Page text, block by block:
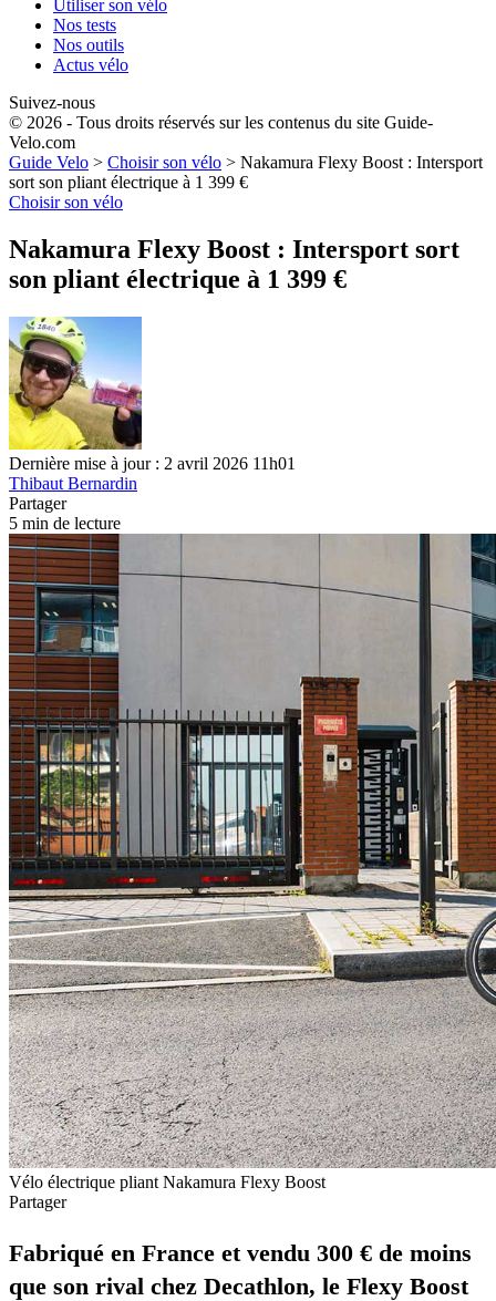
Utiliser son vélo
Nos tests
Nos outils
Actus vélo
Suivez-nous
© 2026 - Tous droits réservés sur les contenus du site Guide-
Velo.com
Guide Velo > Choisir son vélo > Nakamura Flexy Boost : Intersport
sort son pliant électrique à 1 399 €
Choisir son vélo
Nakamura Flexy Boost : Intersport sort
son pliant électrique à 1 399 €
Dernière mise à jour : 2 avril 2026 11h01
Thibaut Bernardin
Partager
5 min de lecture
Vélo électrique pliant Nakamura Flexy Boost
Partager
Fabriqué en France et vendu 300 € de moins
que son rival chez Decathlon, le Flexy Boost